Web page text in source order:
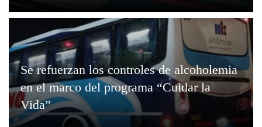
Se refuerzan los controles de alcoholemia
en el marco del programa “Cuidar la
Vida”